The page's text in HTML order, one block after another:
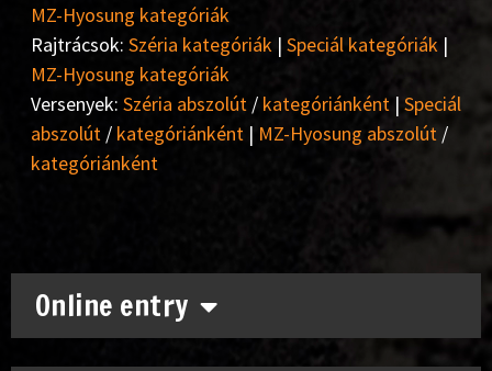
Online entry
MZ-Hyosung kategóriák
Rajtrácsok: Széria kategóriák | Speciál kategóriák |
MZ-Hyosung kategóriák
Versenyek: Széria abszolút / kategóriánként | Speciál
abszolút / kategóriánként | MZ-Hyosung abszolút /
kategóriánként